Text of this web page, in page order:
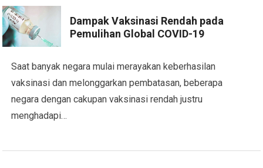
Dampak Vaksinasi Rendah pada
Pemulihan Global COVID-19
Saat banyak negara mulai merayakan keberhasilan
vaksinasi dan melonggarkan pembatasan, beberapa
negara dengan cakupan vaksinasi rendah justru
menghadapi…